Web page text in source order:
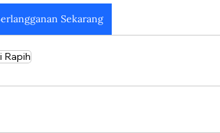
Sekarang
Rapih